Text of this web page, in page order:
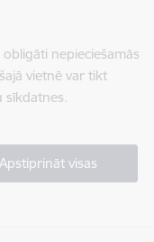
nepieciešamās
vietnē var tikt
sīkdatnes.
Apstiprināt visas